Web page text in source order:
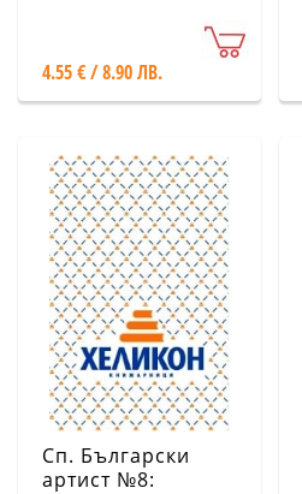
4.55 € / 8.90 ЛВ.
Сп. Български
артист №8: